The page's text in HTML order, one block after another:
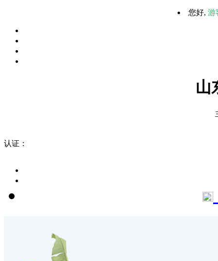
您好, 游
山
认证：